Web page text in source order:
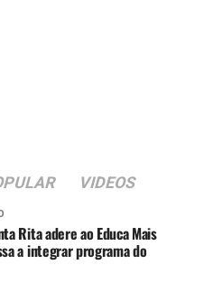
VIDEOS
Rita adere ao Educa Mais
a integrar programa do